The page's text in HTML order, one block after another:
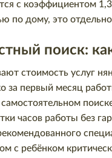
с коэффициентом
по дому, это
поиск:
стоимость услуг
за первый месяц
часов работы без
с ребёнком